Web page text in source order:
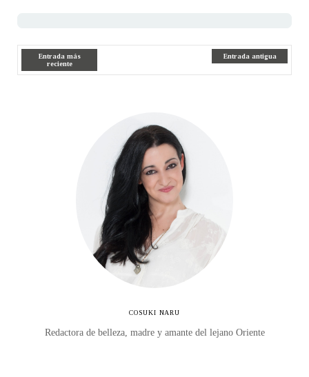
Entrada más
reciente
Entrada antigua
COSUKI NARU
Redactora de belleza, madre y amante del lejano Oriente